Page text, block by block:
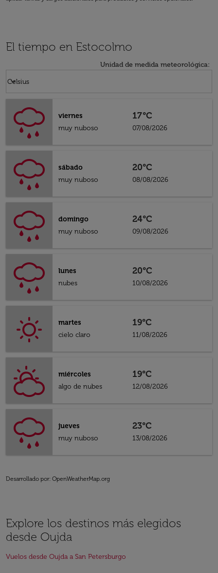
El tiempo en Estocolmo
Unidad de medida meteorológica:
Celsius
keyboard_arrow_down
viernes
muy nuboso
17°C
07/08/2026
sábado
muy nuboso
20°C
08/08/2026
domingo
muy nuboso
24°C
09/08/2026
lunes
nubes
20°C
10/08/2026
martes
cielo claro
19°C
11/08/2026
miércoles
algo de nubes
19°C
12/08/2026
jueves
muy nuboso
23°C
13/08/2026
Desarrollado por: OpenWeatherMap.org
Explore los destinos más elegidos
desde Oujda
Vuelos desde Oujda a San Petersburgo